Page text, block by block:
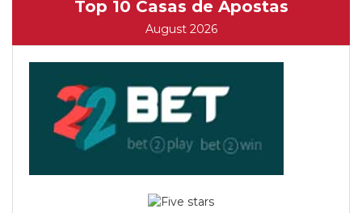
Top 10 Casas de Apostas
August 2026